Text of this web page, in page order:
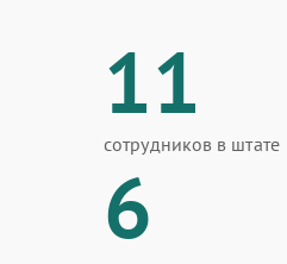
11
сотрудников в штате
6